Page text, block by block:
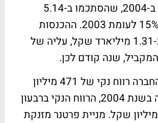
על שיא בהכנסות החברה ב-2004, שהסתכמו ב-5.14
מיליארד שקל, עליה של 15% לעומת 2003. ההכנסות
ברבעון הרביעי הסתכמו ב-1.31 מיליארד שקל, עליה של
בשורה התחתונה רשמה החברה רווח נקי של 471 מיליון
שקל או 2.56 שקל למניה בשנת 2004, הרווח הנקי ברבעון
הרביעי הסתכם ב-131.4 מיליון שקל. מניית פרטנר מזנקת